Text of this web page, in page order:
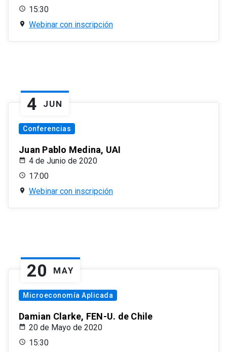
15:30
Webinar con inscripción
4 JUN
Conferencias
Juan Pablo Medina, UAI
4 de Junio de 2020
17:00
Webinar con inscripción
20 MAY
Microeconomía Aplicada
Damian Clarke, FEN-U. de Chile
20 de Mayo de 2020
15:30